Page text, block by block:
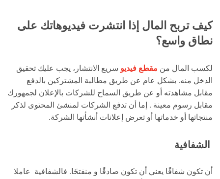
كيف تربح المال إذا انتشرت فيديوهاتك على
نطاق واسع؟
لكسب المال من مقطع فيديو سريع الانتشار، يجب عليك تحقيق
الدخل منه. بشكل عام عن طريق مطالبة المشتركين بالدفع
مقابل مشاهدته أو عن طريق السماح للشركات بالإعلان لجمهورك
مقابل رسوم معينة . إما أن تدفع الشركات لمنشئ المحتوى لذكر
منتجاتها أو خدماتها أو تعرض إعلانات أنشأتها الشركة.
الشفافية
أن تكون شفافًا يعني أن تكون صادقًا و منفتحًا. فالشفافية عاملا